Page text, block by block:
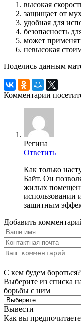
высокая
защищает от
удобная для
безопасность
может
невысокая
Поделись данным
Комментарии
Регина
Ответить
Как только
Байт. Он
жилых
использовании
защитным
Добавить
С кем будем бороться?
Выберите из списка
борьбы с ним
Вывести
Как вы